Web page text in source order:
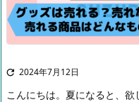
 2024年7月12日
こんにちは。 夏になると、欲